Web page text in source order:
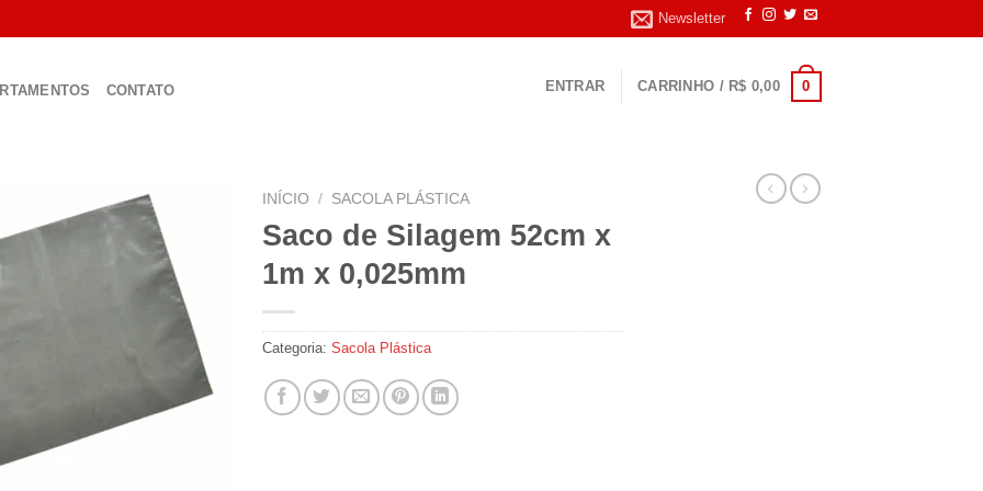
Newsletter
CONTATO ENTRAR CARRINHO / R$ 0,00 0
INÍCIO / SACOLA PLÁSTICA
Saco de Silagem 52cm x
1m x 0,025mm
Categoria: Sacola Plástica